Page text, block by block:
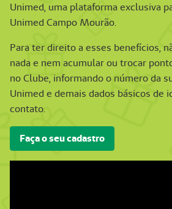
Unimed, uma plataforma exclusiva
Unimed Campo Mourão.
Para ter direito a esses benefícios,
nada e nem acumular ou trocar
no Clube, informando o número da
Unimed e demais dados básicos de
contato.
Faça o seu cadastro